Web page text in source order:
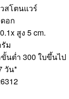
สโตนแวร์
อก
สูง 5 cm.
ม
นต่ำ 300 ใบขึ้นไป
วัน*